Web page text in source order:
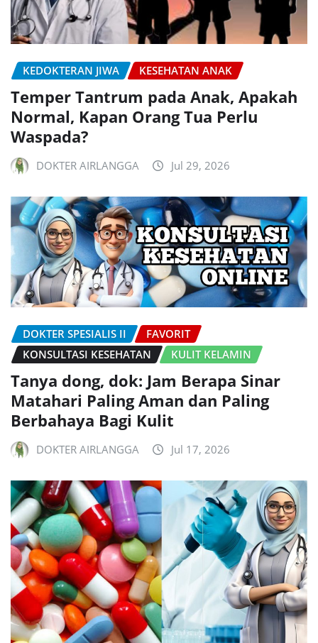
KEDOKTERAN JIWA KESEHATAN ANAK
Temper Tantrum pada Anak, Apakah
Normal, Kapan Orang Tua Perlu
Waspada?
DOKTER AIRLANGGA Jul 29, 2026
DOKTER SPESIALIS II
FAVORIT
KONSULTASI KESEHATAN
KULIT KELAMIN
Tanya dong, dok: Jam Berapa Sinar
Matahari Paling Aman dan Paling
Berbahaya Bagi Kulit
DOKTER AIRLANGGA Jul 17, 2026